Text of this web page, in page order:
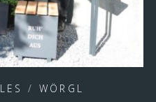
/ WÖRGL